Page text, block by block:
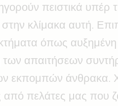
πειστικά υπέρ
στην κλίμακα αυτή.
όπως αυξημένη
των απαιτήσεων
εκπομπών άνθρακα.
πελάτες μας που